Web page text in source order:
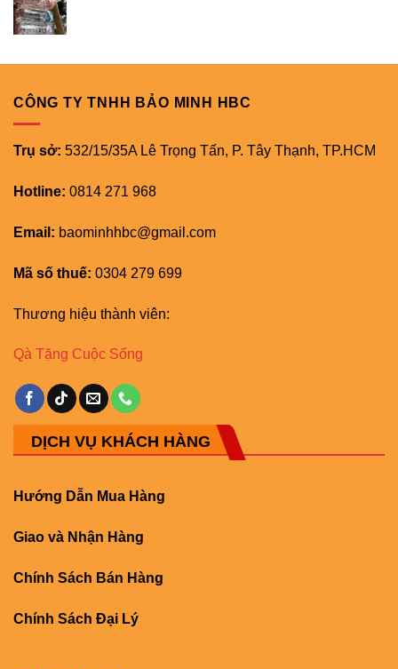
CÔNG TY TNHH BẢO MINH HBC
Trụ sở: 532/15/35A Lê Trọng Tấn, P. Tây Thạnh, TP.HCM
Hotline: 0814 271 968
Email: baominhhbc@gmail.com
Mã số thuế: 0304 279 699
Thương hiệu thành viên:
Qà Tặng Cuộc Sống
DỊCH VỤ KHÁCH HÀNG
Hướng Dẫn Mua Hàng
Giao và Nhận Hàng
Chính Sách Bán Hàng
Chính Sách Đại Lý